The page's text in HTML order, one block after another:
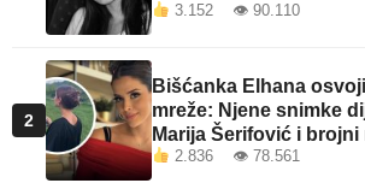
3.152 👁 90.110
2
Bišćanka Elhana
mreže: Njene snimke
Marija Šerifović i brojni
2.836 👁 78.561